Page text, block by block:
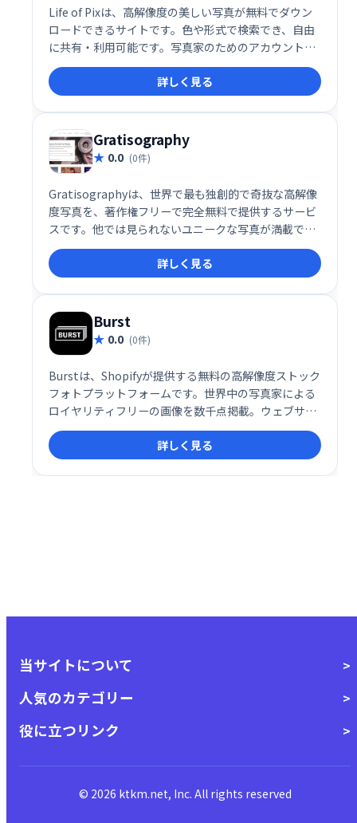
Life of Pixは、高解像度の美しい写真が無料でダウン
ロードできるサイトです。色や形式で検索でき、自由
に共有・利用可能です。写真家のためのアカウント作
成も可能ですので、ぜひご活用ください。
詳しく見る
Gratisography
0.0 (0件)
Gratisographyは、世界で最も独創的で奇抜な高解像
度写真を、著作権フリーで完全無料で提供するサービ
スです。他では見られないユニークな写真が満載で、
クリエイティブなプロジェクトを華やかに彩ります。
今すぐダウンロードして、あなたの作品をレベルアッ
プしましょう！
詳しく見る
Burst
0.0 (0件)
Burstは、Shopifyが提供する無料の高解像度ストック
フォトプラットフォームです。世界中の写真家による
ロイヤリティフリーの画像を数千点掲載。ウェブサイ
ト、ブログ、ソーシャルメディア投稿など、様々な用
途にご利用いただけます。デザイナー、ブロガー、起
業家など、美しい無料写真をお探しの方におすすめで
す。
詳しく見る
当サイトについて
人気のカテゴリー
役に立つリンク
© 2026 ktkm.net, Inc. All rights reserved